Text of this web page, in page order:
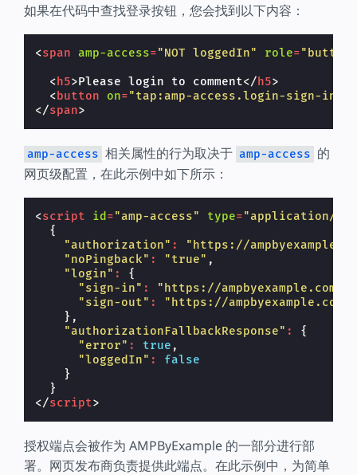
如果在代码中查找登录按钮，您会找到以下内容：
<span amp-access="NOT loggedIn" role=
< h5>Please login to comment</ h5>
<button on="tap:amp-access.login-sign-in"
</span>
amp-access 相关属性的行为取决于 amp-access 的
网页级配置，在此示例中如下所示：
<script id ="amp-access" type="application/
{
"authorization" :
"https://
"noPingback" : "true" ,
"login" :
{
"sign-in" :
"https://ampbyexample.com/
"sign-out" :
"https://ampbyexample.com/
},
"authorizationFallbackResponse" :
{
"error" : true ,
"loggedIn" :
false
}
}
</script>
授权端点会被作为 AMPByExample 的一部分进行部
署。网页发布商负责提供此端点。在此示例中，为简单